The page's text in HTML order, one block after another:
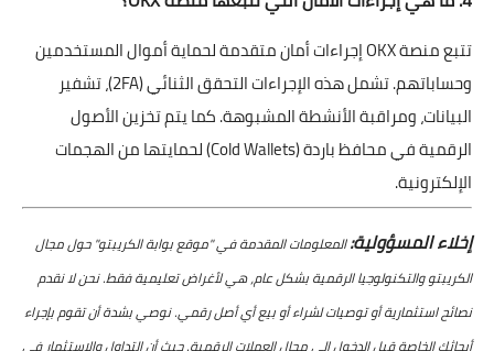
تتبع منصة OKX إجراءات أمان متقدمة لحماية أموال المستخدمين
وحساباتهم. تشمل هذه الإجراءات التحقق الثنائي (2FA)، تشفير
البيانات، ومراقبة الأنشطة المشبوهة. كما يتم تخزين الأصول
الرقمية في محافظ باردة (Cold Wallets) لحمايتها من الهجمات
الإلكترونية.
إخلاء المسؤولية:المعلومات المقدمة في "موقع بوابة الكريبتو" حول مجال
الكريبتو والتكنولوجيا الرقمية بشكل عام، هي لأغراض تعليمية فقط. نحن لا نقدم
نصائح استثمارية أو توصيات لشراء أو بيع أي أصل رقمي. نوصي بشدة أن تقوم بإجراء